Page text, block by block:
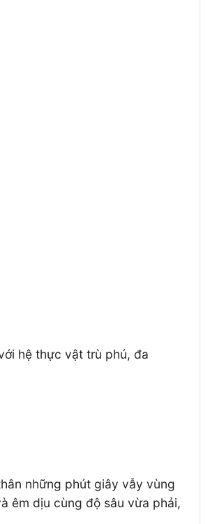
hệ thực vật trù phú, đa
những phút giây vẫy vùng
êm dịu cùng độ sâu vừa phải,